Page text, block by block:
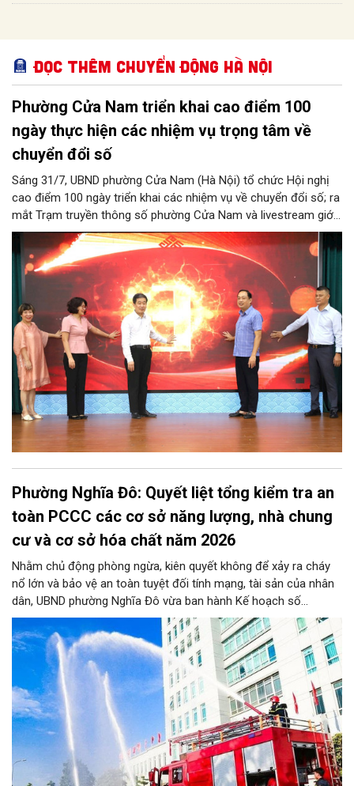
Đọc thêm Chuyển động Hà Nội
Phường Cửa Nam triển khai cao điểm 100
ngày thực hiện các nhiệm vụ trọng tâm về
chuyển đổi số
Sáng 31/7, UBND phường Cửa Nam (Hà Nội) tổ chức Hội nghị
cao điểm 100 ngày triển khai các nhiệm vụ về chuyển đổi số; ra
mắt Trạm truyền thông số phường Cửa Nam và livestream giới
thiệu các sản phẩm du lịch gắn với di sản, văn hóa kiến trúc
trên địa bàn.
Phường Nghĩa Đô: Quyết liệt tổng kiểm tra an
toàn PCCC các cơ sở năng lượng, nhà chung
cư và cơ sở hóa chất năm 2026
Nhằm chủ động phòng ngừa, kiên quyết không để xảy ra cháy
nổ lớn và bảo vệ an toàn tuyệt đối tính mạng, tài sản của nhân
dân, UBND phường Nghĩa Đô vừa ban hành Kế hoạch số
276/KH-UBND. Theo đó, từ nay đến trước ngày 25/11/2026,
phường Nghĩa Đô sẽ ra quân kiểm tra định kỳ và đột xuất đối
với 100% cơ sở năng lượng, nhà chung cư (bao gồm nhà tập
thể, nhà đa năng/hỗn hợp) và cơ sở hóa chất trên toàn địa bàn,
đặc biệt dứt điểm kiểm tra toàn bộ các cơ sở nhà chung cư.